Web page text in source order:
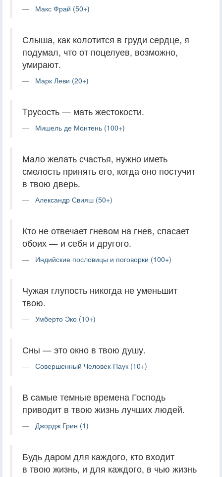
Макс Фрай (50+)
Слыша, как колотится в груди сердце, я
подумал, что от поцелуев, возможно,
умирают.
Марк Леви (20+)
Tрусость — мать жестокости.
Мишель де Монтень (100+)
Мало желать счастья, нужно иметь
смелость принять его, когда оно постучит
в твою дверь.
Александр Свияш (50+)
Кто не отвечает гневом на гнев, спасает
обоих — и себя и другого.
Индийские пословицы и поговорки (100+)
Чужая глупость никогда не уменьшит
твою.
Умберто Эко (10+)
Сны — это окно в твою душу.
Совершенный Человек-Паук (10+)
В самые темные времена Господь
приводит в твою жизнь лучших людей.
Джордж Грин (1)
Будь даром для каждого, кто входит
в твою жизнь, и для каждого, в чью жизнь